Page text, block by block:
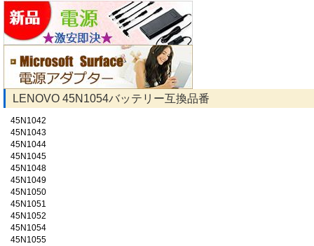
LENOVO 45N1054バッテリー互換品番
45N1042
45N1043
45N1044
45N1045
45N1048
45N1049
45N1050
45N1051
45N1052
45N1054
45N1055